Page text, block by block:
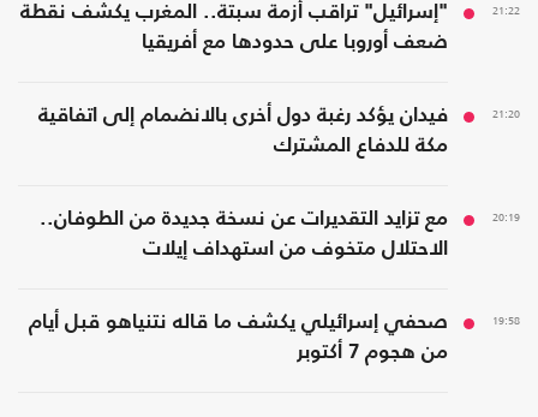
21:22
"إسرائيل" تراقب أزمة سبتة.. المغرب يكشف نقطة
ضعف أوروبا على حدودها مع أفريقيا
21:20
فيدان يؤكد رغبة دول أخرى بالانضمام إلى اتفاقية
مكة للدفاع المشترك
20:19
مع تزايد التقديرات عن نسخة جديدة من الطوفان..
الاحتلال متخوف من استهداف إيلات
19:58
صحفي إسرائيلي يكشف ما قاله نتنياهو قبل أيام
من هجوم 7 أكتوبر